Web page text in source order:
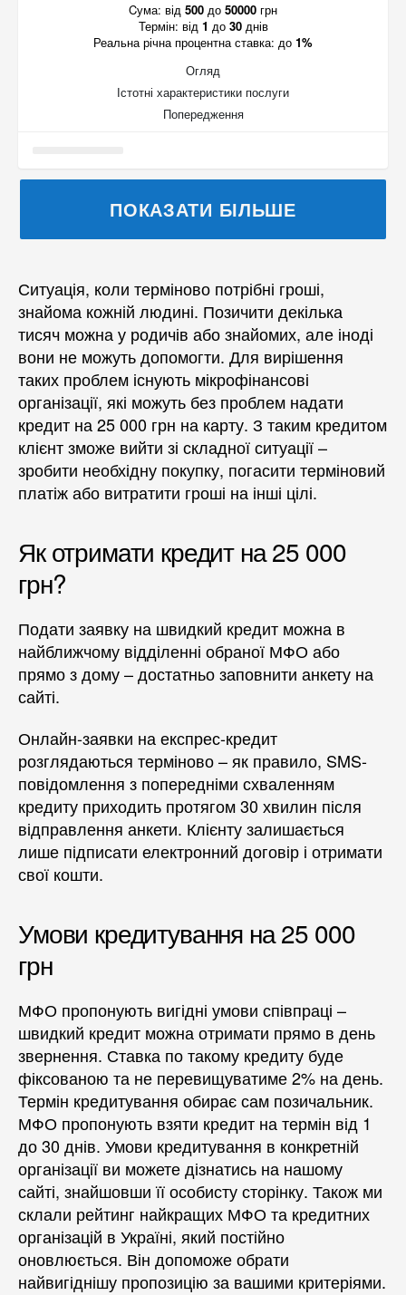
Cума: від 500 до 50000 грн
Термін: від 1 до 30днів
Реальна річна процентна ставка: до 1%
Огляд
Істотні характеристики послуги
Попередження
ПОКАЗАТИ БІЛЬШЕ
Ситуація, коли терміново потрібні гроші,
знайома кожній людині. Позичити декілька
тисяч можна у родичів або знайомих, але іноді
вони не можуть допомогти. Для вирішення
таких проблем існують мікрофінансові
організації, які можуть без проблем надати
кредит на 25 000 грн на карту. З таким кредитом
клієнт зможе вийти зі складної ситуації –
зробити необхідну покупку, погасити терміновий
платіж або витратити гроші на інші цілі.
Як отримати кредит на 25 000
грн?
Подати заявку на швидкий кредит можна в
найближчому відділенні обраної МФО або
прямо з дому – достатньо заповнити анкету на
сайті.
Онлайн-заявки на експрес-кредит
розглядаються терміново – як правило, SMS-
повідомлення з попередніми схваленням
кредиту приходить протягом 30 хвилин після
відправлення анкети. Клієнту залишається
лише підписати електронний договір і отримати
свої кошти.
Умови кредитування на 25 000
грн
МФО пропонують вигідні умови співпраці –
швидкий кредит можна отримати прямо в день
звернення. Ставка по такому кредиту буде
фіксованою та не перевищуватиме 2% на день.
Термін кредитування обирає сам позичальник.
МФО пропонують взяти кредит на термін від 1
до 30 днів. Умови кредитування в конкретній
організації ви можете дізнатись на нашому
сайті, знайшовши її особисту сторінку. Також ми
склали рейтинг найкращих МФО та кредитних
організацій в Україні, який постійно
оновлюється. Він допоможе обрати
найвигіднішу пропозицію за вашими критеріями.